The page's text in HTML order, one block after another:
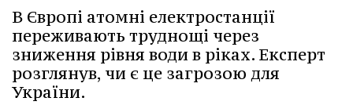
В Європі атомні електростанції
переживають труднощі через
зниження рівня води в ріках. Експерт
розглянув, чи є це загрозою для
України.